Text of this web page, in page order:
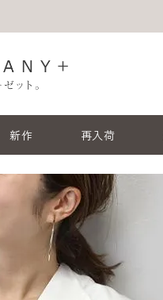
新作 再入荷